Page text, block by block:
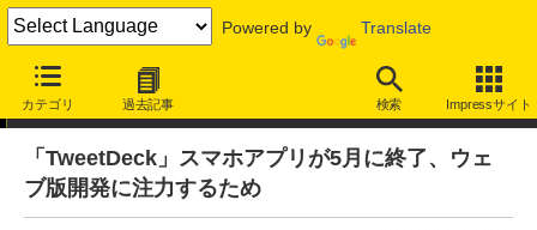
Powered by Translate
カテゴリ 過去記事 検索 Impressサイト
ニュース
「TweetDeck」スマホアプリが5月に終了、ウェ
ブ版開発に注力するため